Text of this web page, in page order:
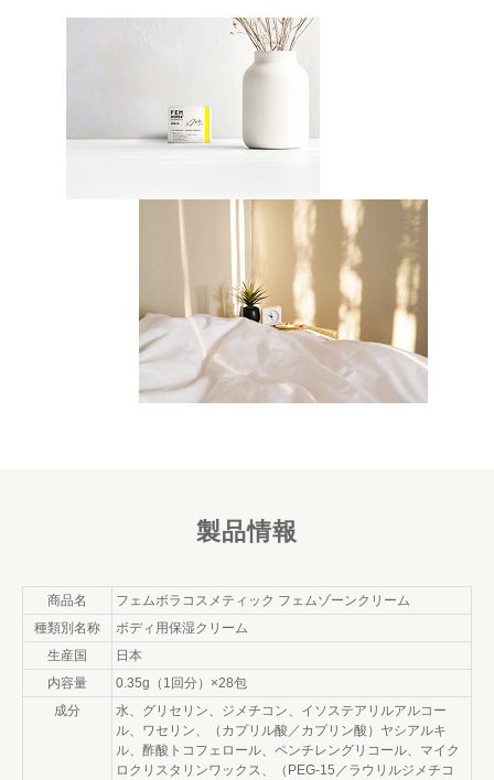
製品情報
商品名
フェムボラコスメティック フェムゾーンクリーム
種類別名称
ボディ用保湿クリーム
生産国
日本
内容量
0.35g（1回分）×28包
成分
水、グリセリン、ジメチコン、イソステアリルアルコー
ル、ワセリン、（カプリル酸／カプリン酸）ヤシアルキ
ル、酢酸トコフェロール、ペンチレングリコール、マイク
ロクリスタリンワックス、（PEG-15／ラウリルジメチコ